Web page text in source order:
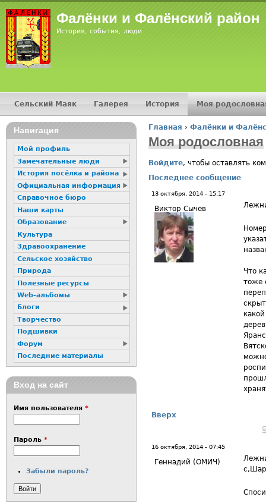
Фалёнки и Фалёнский район
История, события, люди
Вы здесь
Главная › Фалёнки и
Моя родословная
Войдите, чтобы оставлять
Последнее сообщение
13 октября, 2014 - 15:17
Виктор Сычев
Что
тоже
Вверх
16 октября, 2014 - 07:45
Геннадий (ОМИЧ)
Главное меню
Сельский Маяк Галерея История Моя
16+
Навигация
Мой профиль
Замечательные люди
История посёлка и района
Официальная информация
Справочное бюро
Наши карты
Образование
Культура
Здравоохранение
Сельское хозяйство
Природа
Полезные ресурсы
Web-альбомы
Блоги
Творчество
Подшивки
Форум
Последние материалы
Вход на сайт
Имя пользователя *
Пароль *
Забыли пароль?